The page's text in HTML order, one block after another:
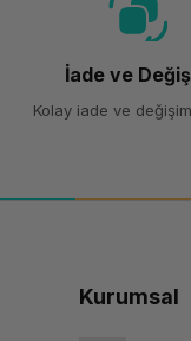
İade ve
Kolay iade ve
Kurumsal